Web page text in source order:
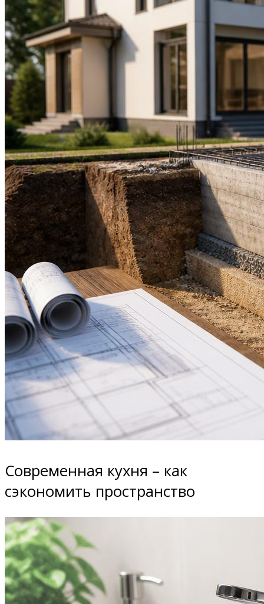
Современная кухня – как
сэкономить пространство